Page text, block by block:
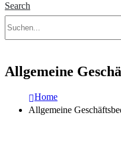
Search
Allgemeine
Home
Allgemeine